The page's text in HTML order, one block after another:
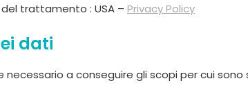
del trattamento : USA –Privacy Policy
dati
a conseguire gli scopi per cui sono